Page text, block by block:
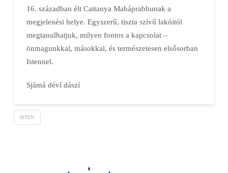
16. században élt Caitanya Maháprabhunak a
megjelenési helye. Egyszerű, tiszta szívű lakóitól
megtanulhatjuk, milyen fontos a kapcsolat –
önmagunkkal, másokkal, és természetesen elsősorban
Istennel.
Sjámá déví dászí
ISTEN